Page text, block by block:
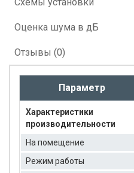
Оценка шума в дБ
Отзывы (0)
Параметр
Характеристики
производительности
На помещение
Режим работы